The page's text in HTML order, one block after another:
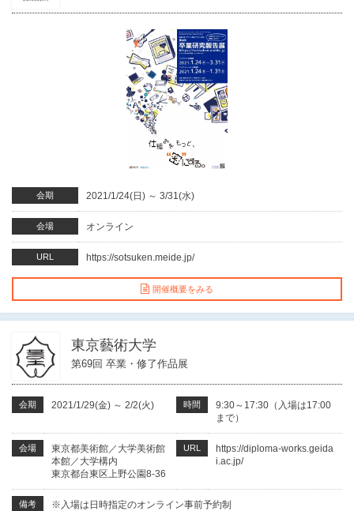
会期 2021/1/24(日) ～ 3/31(水)
会場 オンライン
URL https://sotsuken.meide.jp/
開催概要をみる
東京藝術大学
第69回 卒業・修了作品展
会期 2021/1/29(金) ～ 2/2(火) 時間
9:30～17:30（入場は17:00
まで）
会場
東京都美術館／大学美術館
本館／大学構内
東京都台東区上野公園8-36
URL
https://diploma-works.geida
i.ac.jp/
備考 ※入場は日時指定のオンライン事前予約制